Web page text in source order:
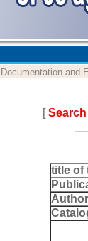
Documentation and
[
title of